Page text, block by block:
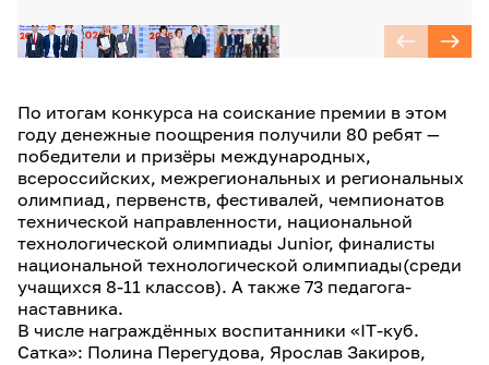
По итогам конкурса на соискание премии в этом
году денежные поощрения получили 80 ребят —
победители и призёры международных,
всероссийских, межрегиональных и региональных
олимпиад, первенств, фестивалей, чемпионатов
технической направленности, национальной
технологической олимпиады Junior, финалисты
национальной технологической олимпиады(среди
учащихся 8-11 классов). А также 73 педагога-
наставника.
В числе награждённых воспитанники «IT-куб.
Сатка»: Полина Перегудова, Ярослав Закиров,